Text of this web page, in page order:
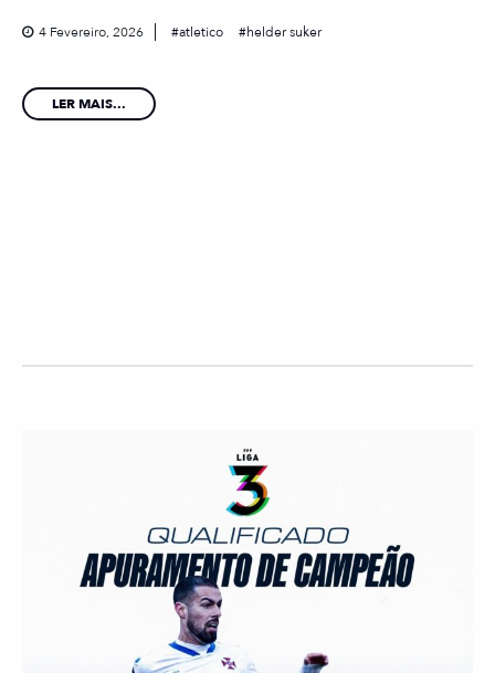
4 Fevereiro, 2026 atletico helder suker
LER MAIS...